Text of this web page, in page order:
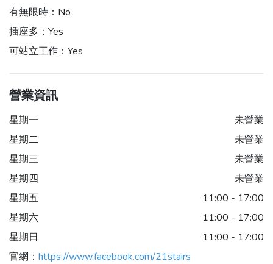
有無限時： No
插座多： Yes
可站立工作： Yes
營業資訊
星期一
未營業
星期二
未營業
星期三
未營業
星期四
未營業
星期五
11:00 - 17:00
星期六
11:00 - 17:00
星期日
11:00 - 17:00
官網： https://www.facebook.com/21stairs